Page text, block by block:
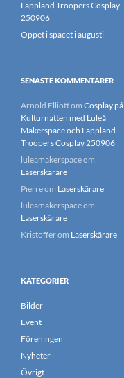
Lappland Troopers Cosplay
250906
Öppet i spacet i augusti
SENASTE KOMMENTARER
Arnold Elliottom Cosplay på
Kulturnatten med Luleå
Makerspace och Lappland
Troopers Cosplay 250906
luleamakerspaceom
Laserskärare
Pierreom Laserskärare
luleamakerspaceom
Laserskärare
Kristofferom Laserskärare
KATEGORIER
Bilder
Event
Föreningen
Nyheter
Övrigt